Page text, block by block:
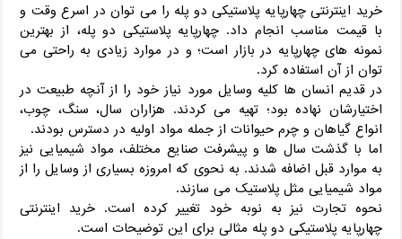
خرید اینترنتی چهارپایه پلاستیکی دو پله را می توان در اسرع وقت و
با قیمت مناسب انجام داد. چهارپایه پلاستیکی دو پله، از بهترین
نمونه های چهارپایه در بازار است؛ و در موارد زیادی به راحتی می
توان از آن استفاده کرد.
در قدیم انسان ها کلیه وسایل مورد نیاز خود را از آنچه طبیعت در
اختیارشان نهاده بود؛ تهیه می کردند. هزاران سال، سنگ، چوب،
انواع گیاهان و چرم حیوانات از جمله مواد اولیه در دسترس بودند.
اما با گذشت سال ها و پیشرفت صنایع مختلف، مواد شیمیایی نیز
به موارد قبل اضافه شدند. به نحوی که امروزه بسیاری از وسایل را از
مواد شیمیایی مثل پلاستیک می سازند.
نحوه تجارت نیز به نوبه خود تغییر کرده است. خرید اینترنتی
چهارپایه پلاستیکی دو پله مثالی برای این توضیحات است.